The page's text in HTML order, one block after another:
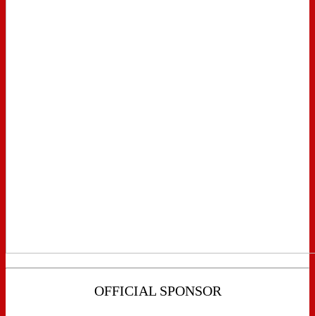
OFFICIAL SPONSOR